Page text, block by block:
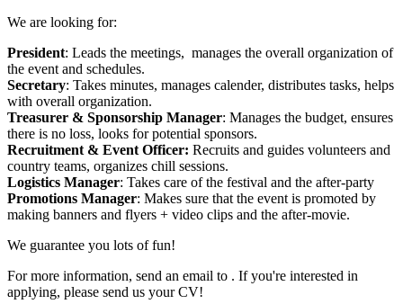
We are looking for:
President: Leads the meetings, manages the overall organization of
the event and schedules.
Secretary: Takes minutes, manages calender, distributes tasks, helps
with overall organization.
Treasurer & Sponsorship Manager: Manages the budget, ensures
there is no loss, looks for potential sponsors.
Recruitment & Event Officer: Recruits and guides volunteers and
country teams, organizes chill sessions.
Logistics Manager: Takes care of the festival and the after-party
Promotions Manager: Makes sure that the event is promoted by
making banners and flyers + video clips and the after-movie.
We guarantee you lots of fun!
For more information, send an email to . If you're interested in
applying, please send us your CV!